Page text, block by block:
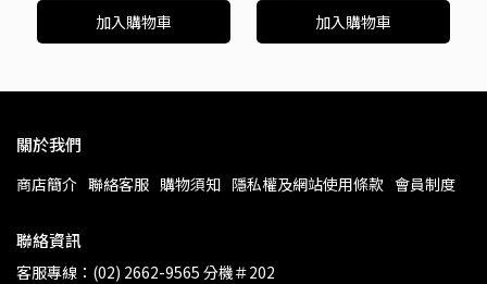
加入購物車 加入購物車
關於我們
商店簡介 聯絡客服 購物須知 隱私權及網站使用條款 會員制度
聯絡資訊
客服專線：(02) 2662-9565 分機＃202